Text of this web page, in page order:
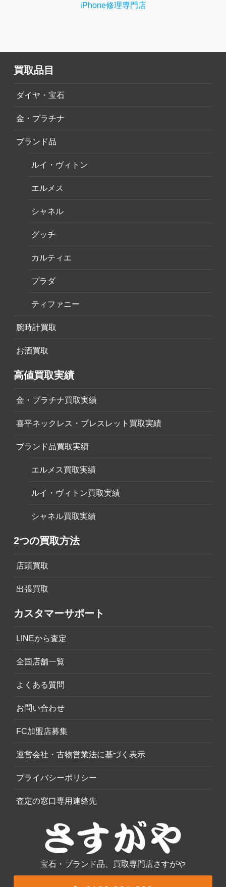
iPhone修理専門店
買取品目
ダイヤ・宝石
金・プラチナ
ブランド品
ルイ・ヴィトン
エルメス
シャネル
グッチ
カルティエ
プラダ
ティファニー
腕時計買取
お酒買取
高値買取実績
金・プラチナ買取実績
喜平ネックレス・ブレスレット買取実績
ブランド品買取実績
エルメス買取実績
ルイ・ヴィトン買取実績
シャネル買取実績
2つの買取方法
店頭買取
出張買取
カスタマーサポート
LINEから査定
全国店舗一覧
よくある質問
お問い合わせ
FC加盟店募集
運営会社・古物営業法に基づく表示
プライバシーポリシー
査定の窓口専用連絡先
宝石・ブランド品、買取専門店さすがや